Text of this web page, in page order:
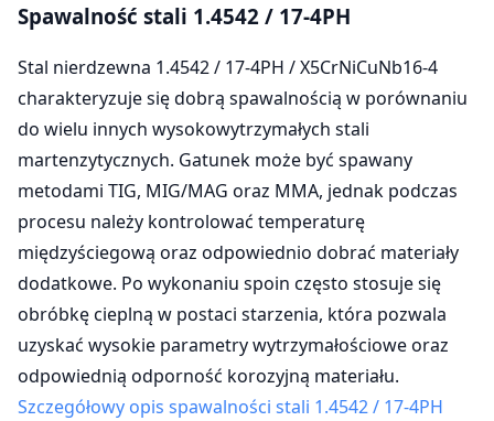
Spawalność stali 1.4542 / 17-4PH
Stal nierdzewna 1.4542 / 17-4PH / X5CrNiCuNb16-4
charakteryzuje się dobrą spawalnością w porównaniu
do wielu innych wysokowytrzymałych stali
martenzytycznych. Gatunek może być spawany
metodami TIG, MIG/MAG oraz MMA, jednak podczas
procesu należy kontrolować temperaturę
międzyściegową oraz odpowiednio dobrać materiały
dodatkowe. Po wykonaniu spoin często stosuje się
obróbkę cieplną w postaci starzenia, która pozwala
uzyskać wysokie parametry wytrzymałościowe oraz
odpowiednią odporność korozyjną materiału.
Szczegółowy opis spawalności stali 1.4542 / 17-4PH